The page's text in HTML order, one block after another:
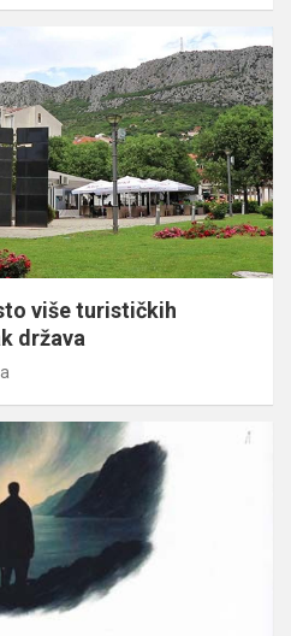
više turističkih
država